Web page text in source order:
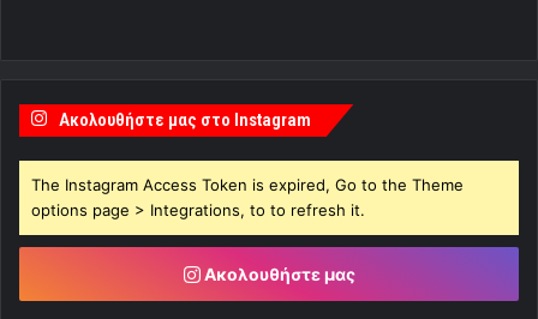
Ακολουθήστε μας στο Instagram
The Instagram Access Token is expired, Go to the Theme
options page > Integrations, to to refresh it.
Ακολουθήστε μας